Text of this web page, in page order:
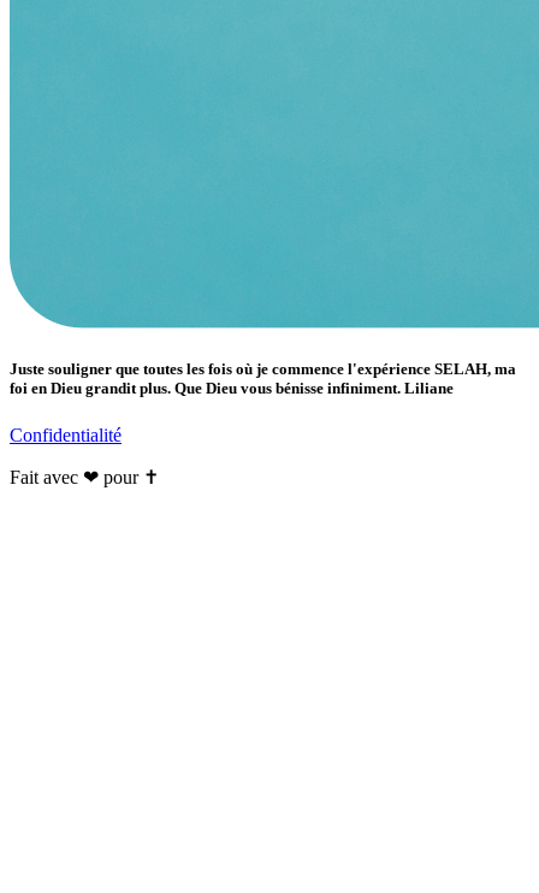
Juste souligner que toutes les fois où je commence l'expérience SELAH, ma
foi en Dieu grandit plus. Que Dieu vous bénisse infiniment. Liliane
Confidentialité
Fait avec ❤ pour ✝️️